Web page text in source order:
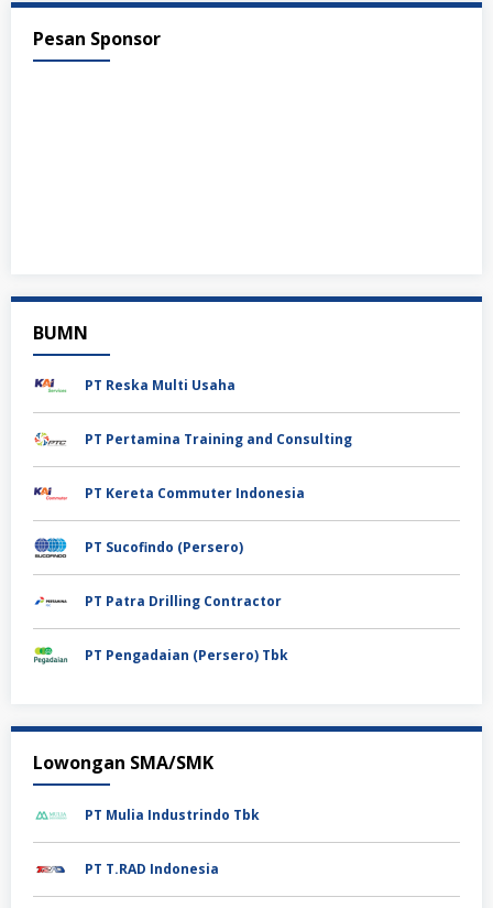
Pesan Sponsor
BUMN
PT Reska Multi Usaha
PT Pertamina Training and Consulting
PT Kereta Commuter Indonesia
PT Sucofindo (Persero)
PT Patra Drilling Contractor
PT Pengadaian (Persero) Tbk
Lowongan SMA/SMK
PT Mulia Industrindo Tbk
PT T.RAD Indonesia